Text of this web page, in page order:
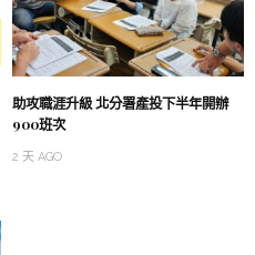
助攻職涯升級 北分署產投下半年開辦
900班次
2 天 AGO